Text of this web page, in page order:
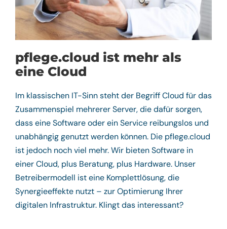
pflege.cloud ist mehr als
eine Cloud
Im klassischen IT-Sinn steht der Begriff Cloud für das
Zusammenspiel mehrerer Server, die dafür sorgen,
dass eine Software oder ein Service reibungslos und
unabhängig genutzt werden können. Die pflege.cloud
ist jedoch noch viel mehr. Wir bieten Software in
einer Cloud, plus Beratung, plus Hardware. Unser
Betreibermodell ist eine Komplettlösung, die
Synergieeffekte nutzt – zur Optimierung Ihrer
digitalen Infrastruktur. Klingt das interessant?